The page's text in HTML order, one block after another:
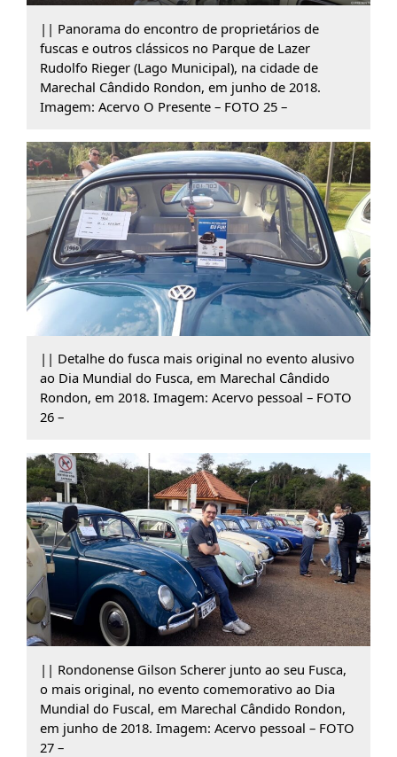
|| Panorama do encontro de proprietários de
fuscas e outros clássicos no Parque de Lazer
Rudolfo Rieger (Lago Municipal), na cidade de
Marechal Cândido Rondon, em junho de 2018.
Imagem: Acervo O Presente – FOTO 25 –
|| Detalhe do fusca mais original no evento alusivo
ao Dia Mundial do Fusca, em Marechal Cândido
Rondon, em 2018. Imagem: Acervo pessoal – FOTO
26 –
|| Rondonense Gilson Scherer junto ao seu Fusca,
o mais original, no evento comemorativo ao Dia
Mundial do Fuscal, em Marechal Cândido Rondon,
em junho de 2018. Imagem: Acervo pessoal – FOTO
27 –